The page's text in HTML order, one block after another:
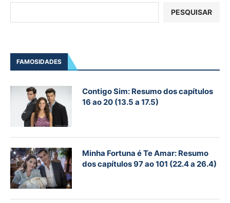
PESQUISAR
FAMOSIDADES
Contigo Sim: Resumo dos capítulos
16 ao 20 (13.5 a 17.5)
Minha Fortuna é Te Amar: Resumo
dos capítulos 97 ao 101 (22.4 a 26.4)